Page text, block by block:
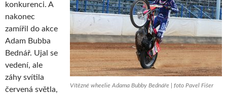
Vítězné wheelie Adama Bubby Bednáře | foto Pavel Fišer
konkurenci. A
nakonec
zamířil do akce
Adam Bubba
Bednář. Ujal se
vedení, ale
záhy svítila
červená světla,